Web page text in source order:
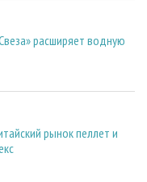
расширяет водную
рынок пеллет и